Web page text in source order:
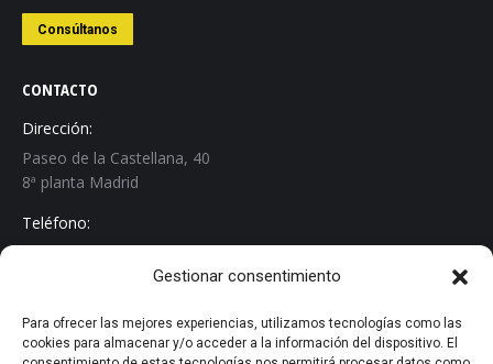
Gestionar consentimiento
Para ofrecer las mejores experiencias, utilizamos tecnologías como las
cookies para almacenar y/o acceder a la información del dispositivo. El
Consúltanos
CONTACTO
Dirección:
Paseo de la Castellana, 40
8ª planta Madrid
Teléfono:
+34 913 267 529
info@biten.es